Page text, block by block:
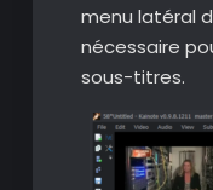
menu latéral
nécessaire
sous-titres.